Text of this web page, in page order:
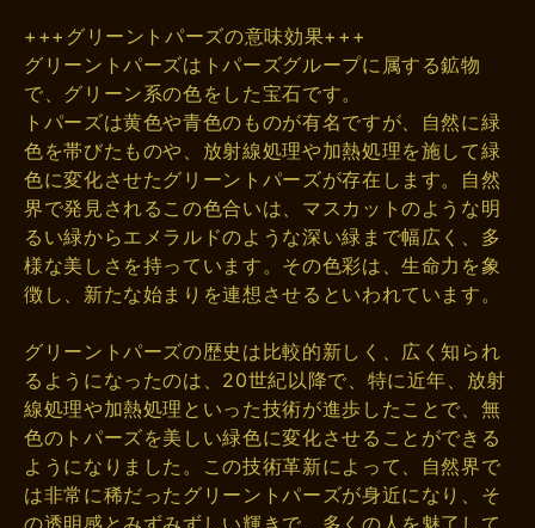
+++グリーントパーズの意味効果+++
グリーントパーズはトパーズグループに属する鉱物
で、グリーン系の色をした宝石です。
トパーズは黄色や青色のものが有名ですが、自然に緑
色を帯びたものや、放射線処理や加熱処理を施して緑
色に変化させたグリーントパーズが存在します。自然
界で発見されるこの色合いは、マスカットのような明
るい緑からエメラルドのような深い緑まで幅広く、多
様な美しさを持っています。その色彩は、生命力を象
徴し、新たな始まりを連想させるといわれています。
グリーントパーズの歴史は比較的新しく、広く知られ
るようになったのは、20世紀以降で、特に近年、放射
線処理や加熱処理といった技術が進歩したことで、無
色のトパーズを美しい緑色に変化させることができる
ようになりました。この技術革新によって、自然界で
は非常に稀だったグリーントパーズが身近になり、そ
の透明感とみずみずしい輝きで、多くの人を魅了して